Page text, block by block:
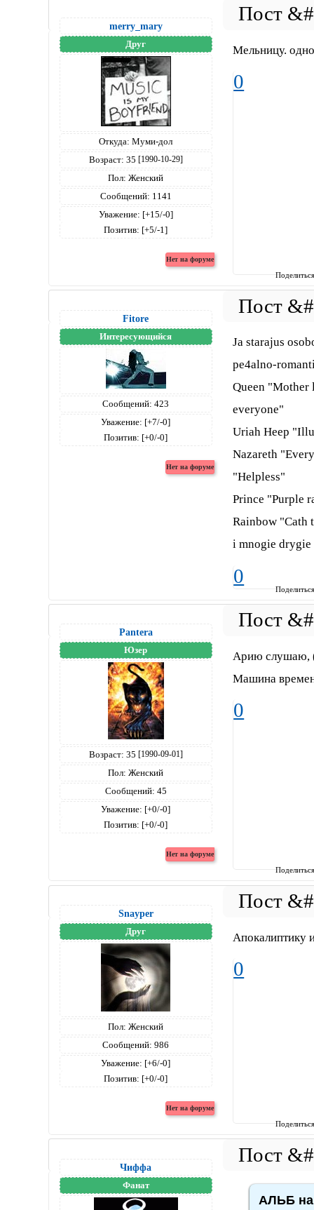
merry_mary
Друг
Откуда: Муми-дол
Возраст: 35 [1990-10-29]
Пол: Женский
Сообщений: 1141
Уважение: [+15/-0]
Позитив: [+5/-1]
Мельницу.
0
Fitore
Интересующийся
Сообщений: 423
Уважение: [+7/-0]
Позитив: [+0/-0]
Ja starajus
pe4alno-
Queen
everyone"
Uriah Heep
Nazareth
"Helpless"
Prince "Purple
Rainbow "Cath
i mnogie drygie
0
Pantera
Юзер
Возраст: 35 [1990-09-01]
Пол: Женский
Сообщений: 45
Уважение: [+0/-0]
Позитив: [+0/-0]
Арию слушаю,
Машина
0
Snayper
Друг
Пол: Женский
Сообщений: 986
Уважение: [+6/-0]
Позитив: [+0/-0]
Апокалиптику
0
Чиффа
Фанат
АЛЬБ